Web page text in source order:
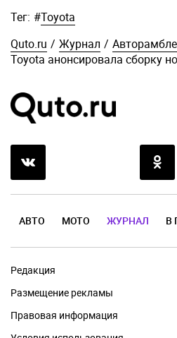
Тег: #Toyota
Quto.ru / Журнал /
Toyota анонсировала сборку
АВТО МОТО ЖУРНАЛ В
Редакция
Размещение рекламы
Правовая информация